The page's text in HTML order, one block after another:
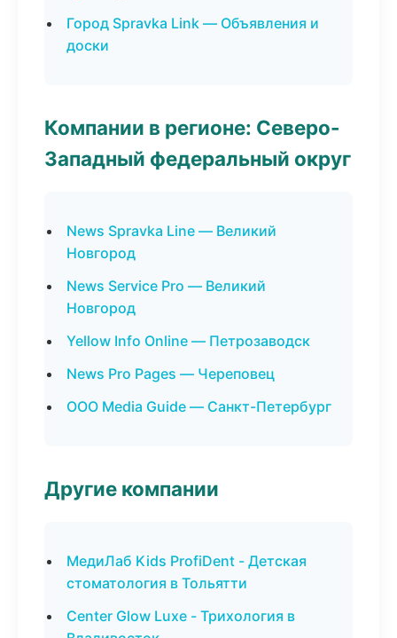
Город Spravka Link — Объявления и
доски
Компании в регионе: Северо-
Западный федеральный округ
News Spravka Line — Великий
Новгород
News Service Pro — Великий
Новгород
Yellow Info Online — Петрозаводск
News Pro Pages — Череповец
ООО Media Guide — Санкт-Петербург
Другие компании
МедиЛаб Kids ProfiDent - Детская
стоматология в Тольятти
Center Glow Luxe - Трихология в